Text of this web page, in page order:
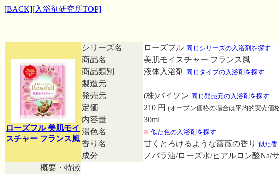
[BACK][入浴剤研究所TOP]
ローズフル 美肌モイ
スチャー フランス風
シリーズ名 ローズフル 同じシリーズの入浴剤を探す
商品名
美肌モイスチャー フランス風
商品類別
液体入浴剤 同じタイプの入浴剤を探す
製造元
発売元
(株)バイソン 同じ発売元の入浴剤を探す
定価 210 円 (オープン価格の場合は平均的実売価
内容量
30ml
湯色名
■ 似た色の入浴剤を探す
香り名 甘くとろけるような薔薇の香り 似た
成分
ノバラ油/ローズ水/ヒアルロン酸Na/
概要・特徴